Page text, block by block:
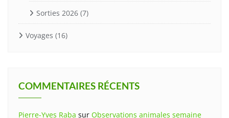
Sorties 2026 (7)
Voyages (16)
COMMENTAIRES RÉCENTS
Pierre-Yves Raba sur Observations animales semaine